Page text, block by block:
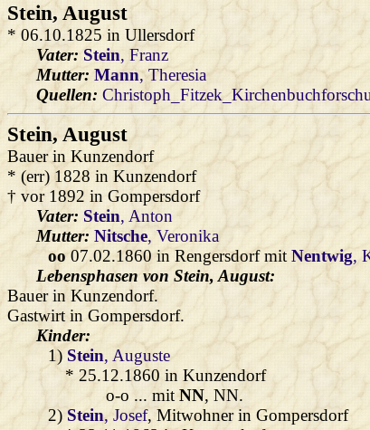
Stein, August
* 06.10.1825 in Ullersdorf
Vater:Stein, Franz
Mutter: Mann, Theresia
Quellen:
Stein, August
Bauer in Kunzendorf
* (err) 1828 in Kunzendorf
† vor 1892 in Gompersdorf
Vater: Stein, Anton
Mutter: Nitsche, Veronika
oo07.02.1860 in Rengersdorf mitNentwig,
Lebensphasen von Stein, August:
Bauer in Kunzendorf.
Gastwirt in Gompersdorf.
Kinder:
1) Stein, Auguste
* 25.12.1860 in Kunzendorf
o-o ... mitNN, NN.
2) Stein, Josef, Mitwohner in Gompersdorf